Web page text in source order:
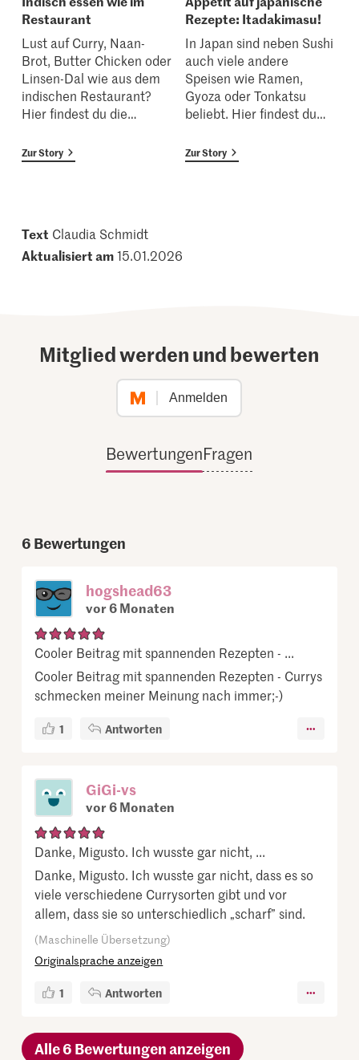
Restaurant
Lust auf Curry, Naan-
Brot, Butter Chicken oder
Linsen-Dal wie aus dem
indischen Restaurant?
Hier findest du die…
Zur Story
Rezepte: Itadakimasu!
In Japan sind neben Sushi
auch viele andere
Speisen wie Ramen,
Gyoza oder Tonkatsu
beliebt. Hier findest du…
Zur Story
Text Claudia Schmidt
Aktualisiert am15.01.2026
Mitglied werden und bewerten
Anmelden
BewertungenFragen
6 Bewertungen
hogshead63
vor 6 Monaten
Cooler Beitrag mit spannenden Rezepten - ...
Cooler Beitrag mit spannenden Rezepten - Currys
schmecken meiner Meinung nach immer;-)
1 Antworten
GiGi-vs
vor 6 Monaten
Danke, Migusto. Ich wusste gar nicht, ...
Danke, Migusto. Ich wusste gar nicht, dass es so
viele verschiedene Currysorten gibt und vor
allem, dass sie so unterschiedlich „scharf” sind.
(Maschinelle Übersetzung)
Originalsprache anzeigen
1 Antworten
Alle 6 Bewertungen anzeigen